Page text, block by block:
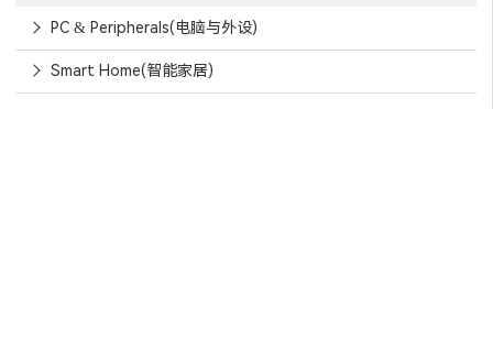
PC & Peripherals(电脑与外设)
Smart Home(智能家居)